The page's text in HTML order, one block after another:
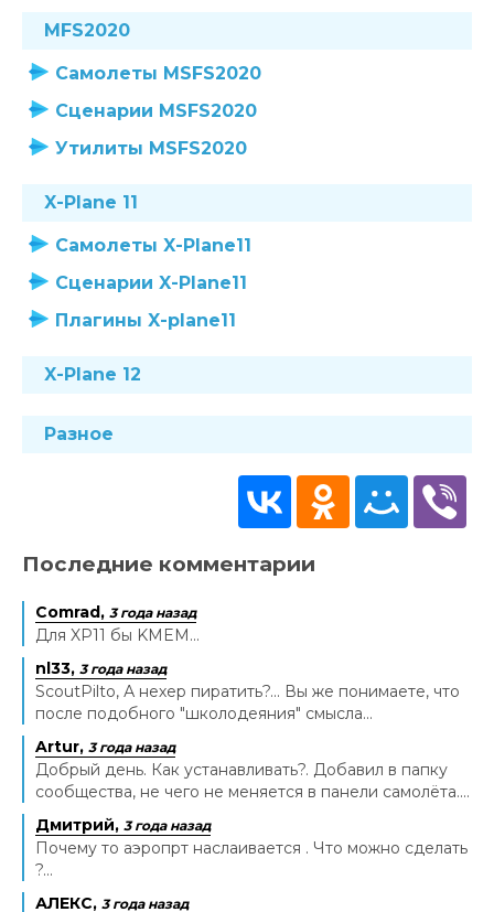
MFS2020
Самолеты MSFS2020
Сценарии MSFS2020
Утилиты MSFS2020
X-Plane 11
Самолеты X-Plane11
Сценарии X-Plane11
Плагины X-plane11
X-Plane 12
Разное
Последние комментарии
Comrad, 3 года назад
Для XP11 бы KMEM...
nl33, 3 года назад
ScoutPilto, А нехер пиратить?... Вы же понимаете, что
после подобного "школодеяния" смысла...
Artur, 3 года назад
Добрый день. Как устанавливать?. Добавил в папку
сообщества, не чего не меняется в панели самолёта....
Дмитрий, 3 года назад
Почему то аэропрт наслаивается . Что можно сделать
?...
АЛЕКС, 3 года назад